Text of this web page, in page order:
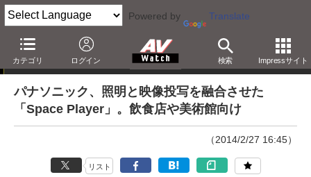
Powered by Translate
カテゴリ ログイン 検索 Impressサイト
ニュース
パナソニック、照明と映像投写を融合させた
「Space Player」。飲食店や美術館向け
（2014/2/27 16:45）
リスト